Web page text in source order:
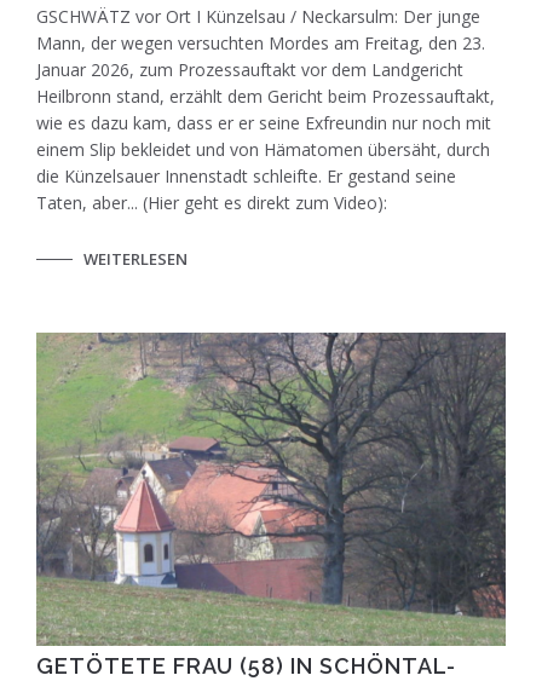
GSCHWÄTZ vor Ort I Künzelsau / Neckarsulm: Der junge
Mann, der wegen versuchten Mordes am Freitag, den 23.
Januar 2026, zum Prozessauftakt vor dem Landgericht
Heilbronn stand, erzählt dem Gericht beim Prozessauftakt,
wie es dazu kam, dass er er seine Exfreundin nur noch mit
einem Slip bekleidet und von Hämatomen übersäht, durch
die Künzelsauer Innenstadt schleifte. Er gestand seine
Taten, aber... (Hier geht es direkt zum Video):
WEITERLESEN
GETÖTETE FRAU (58) IN SCHÖNTAL-